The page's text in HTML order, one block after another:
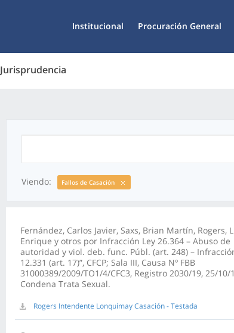
Institucional Procuración General
Jurisprudencia
Viendo: Fallos de Casación
Fernández, Carlos Javier, Saxs, Brian Martín, Rogers,
Enrique y otros por Infracción Ley 26.364 – Abuso de
autoridad y viol. deb. func. Públ. (art. 248) –
12.331 (art. 17)”, CFCP; Sala III, Causa Nº FBB
31000389/2009/TO1/4/CFC3, Registro 2030/19, 25/10/
Condena Trata Sexual.
Rogers Intendente Lonquimay Casación - Testada